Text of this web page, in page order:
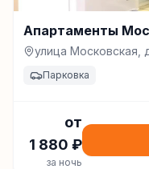
Апартаменты
улица Московская,
Парковка
от
1 880 ₽
за ночь